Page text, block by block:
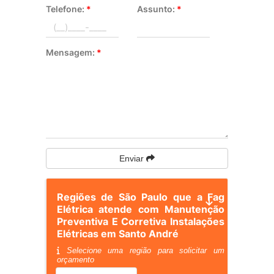
Telefone: * Assunto: *
Mensagem: *
Enviar
Regiões de São Paulo que a Fag
Elétrica atende com Manutenção
Preventiva E Corretiva Instalações
Elétricas em Santo André
Selecione uma região para solicitar um
orçamento